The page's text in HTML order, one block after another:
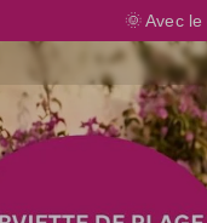
🌞Avec le